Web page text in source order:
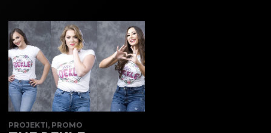
PROJEKTI, PROMO